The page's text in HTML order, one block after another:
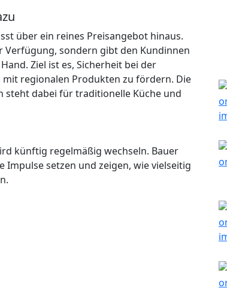
über ein reines Preisangebot hinaus.
Verfügung, sondern gibt den Kundinnen
Ziel ist es, Sicherheit bei der
regionalen Produkten zu fördern. Die
steht dabei für traditionelle Küche und
künftig regelmäßig wechseln. Bauer
setzen und zeigen, wie vielseitig